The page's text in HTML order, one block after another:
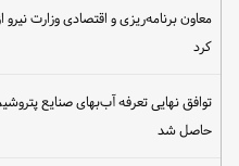
معاون برنامه‌ریزی و اقتصادی وزارت نیرو
کرد
توافق نهایی تعرفه آب‌بهای صنایع
حاصل شد